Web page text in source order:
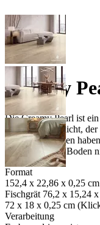
Creamy
Die Creamy Pearl ist
starken Nutzschicht,
eignet. Die Dielen
wodurch dieser Boden
Format
152,4 x 22,86 x 0,25
Fischgrät 76,2 x 15,24
72 x 18 x 0,25 cm
Verarbeitung